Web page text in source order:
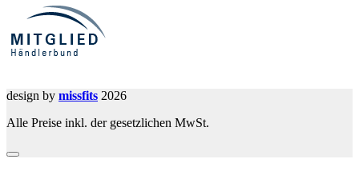
design by missfits 2026
Alle Preise inkl. der gesetzlichen MwSt.